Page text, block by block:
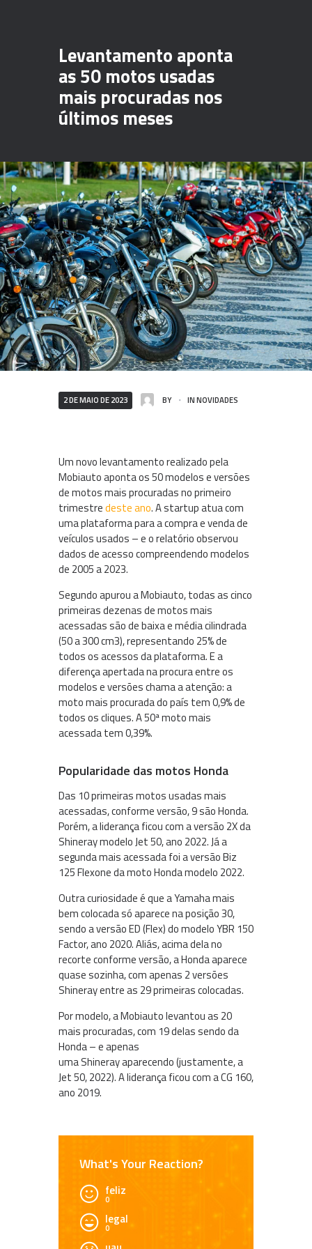
Levantamento aponta
as 50 motos usadas
mais procuradas nos
últimos meses
2 DE MAIO DE 2023 BY INNOVIDADES
Um novo levantamento realizado pela
Mobiauto aponta os 50 modelos e versões
de motos mais procuradas no primeiro
trimestredeste ano. A startup atua com
uma plataforma para a compra e venda de
veículos usados – e o relatório observou
dados de acesso compreendendo modelos
de 2005 a 2023.
Segundo apurou a Mobiauto, todas as cinco
primeiras dezenas de motos mais
acessadas são de baixa e média cilindrada
(50 a 300 cm3), representando 25% de
todos os acessos da plataforma. E a
diferença apertada na procura entre os
modelos e versões chama a atenção: a
moto mais procurada do país tem 0,9% de
todos os cliques. A 50ª moto mais
acessada tem 0,39%.
Popularidade das motos Honda
Das 10 primeiras motos usadas mais
acessadas, conforme versão, 9 são Honda.
Porém, a liderança ficou com a versão 2X da
Shineray modelo Jet 50, ano 2022. Já a
segunda mais acessada foi a versão Biz
125 Flexone da moto Honda modelo 2022.
Outra curiosidade é que a Yamaha mais
bem colocada só aparece na posição 30,
sendo a versão ED (Flex) do modelo YBR 150
Factor, ano 2020. Aliás, acima dela no
recorte conforme versão, a Honda aparece
quase sozinha, com apenas 2 versões
Shineray entre as 29 primeiras colocadas.
Por modelo, a Mobiauto levantou as 20
mais procuradas, com 19 delas sendo da
Honda – e apenas
uma Shineray aparecendo (justamente, a
Jet 50, 2022). A liderança ficou com a CG 160,
ano 2019.
What's Your Reaction?
feliz
0
legal
0